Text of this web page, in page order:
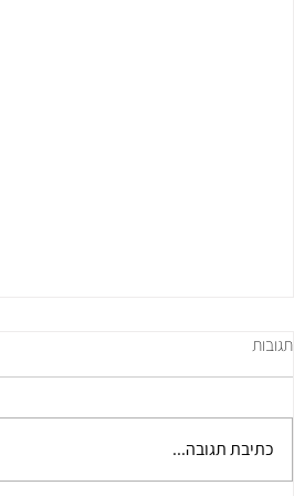
תגובות
כתיבת תגובה...